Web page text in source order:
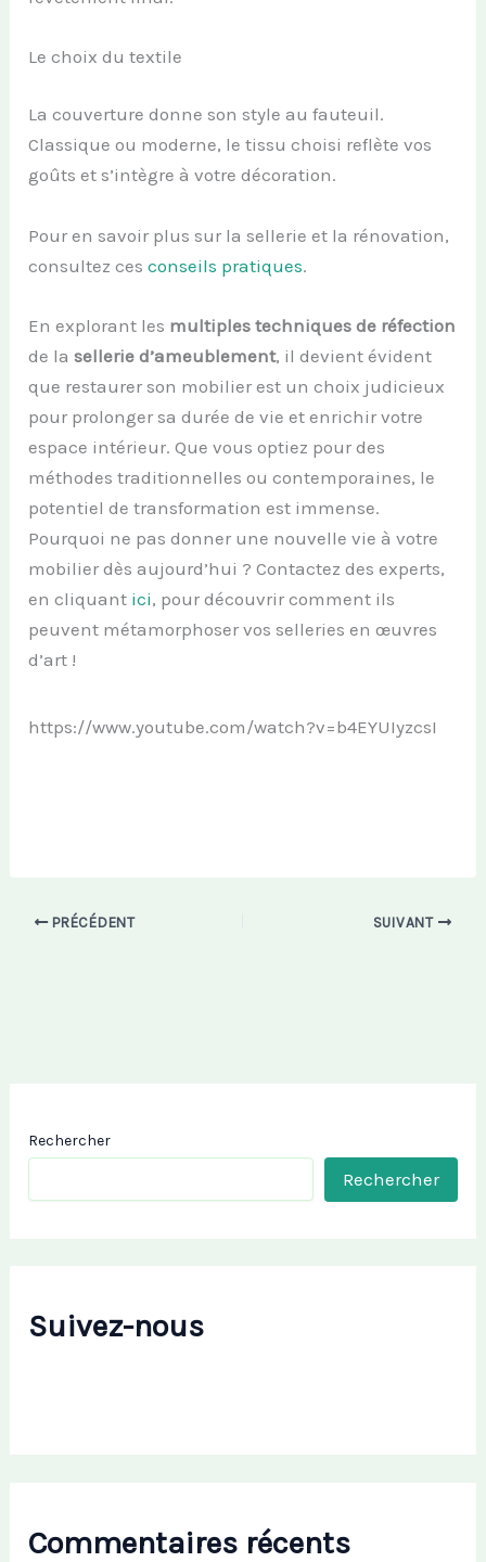
Le choix du textile
La couverture donne son style au fauteuil.
Classique ou moderne, le tissu choisi reflète vos
goûts et s’intègre à votre décoration.
Pour en savoir plus sur la sellerie et la rénovation,
consultez cesconseils pratiques.
En explorant les multiples techniques de réfection
de lasellerie d’ameublement, il devient évident
que restaurer son mobilier est un choix judicieux
pour prolonger sa durée de vie et enrichir votre
espace intérieur. Que vous optiez pour des
méthodes traditionnelles ou contemporaines, le
potentiel de transformation est immense.
Pourquoi ne pas donner une nouvelle vie à votre
mobilier dès aujourd’hui ? Contactez des experts,
en cliquant ici, pour découvrir comment ils
peuvent métamorphoser vos selleries en œuvres
d’art !
https://www.youtube.com/watch?v=b4EYUIyzcsI
PRÉCÉDENT SUIVANT
Rechercher
Rechercher
Suivez-nous
Commentaires récents